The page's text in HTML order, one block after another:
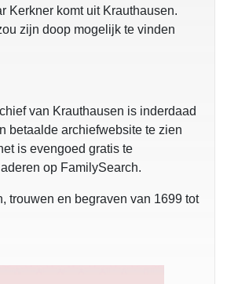
Kerkner komt uit Krauthausen.
zijn doop mogelijk te vinden
van Krauthausen is inderdaad
betaalde archiefwebsite te zien
is evengoed gratis te
op FamilySearch.
trouwen en begraven van 1699 tot